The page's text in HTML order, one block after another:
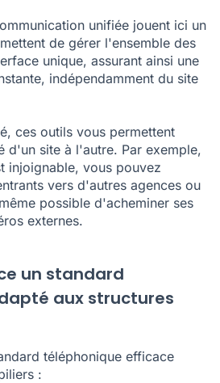
unifiée jouent ici un
de gérer l'ensemble des
unique, assurant ainsi une
indépendamment du site
ces outils vous permettent
d'un site à l'autre. Par exemple,
injoignable, vous pouvez
vers d'autres agences ou
possible d'acheminer ses
externes.
un standard
aux structures
téléphonique efficace
: